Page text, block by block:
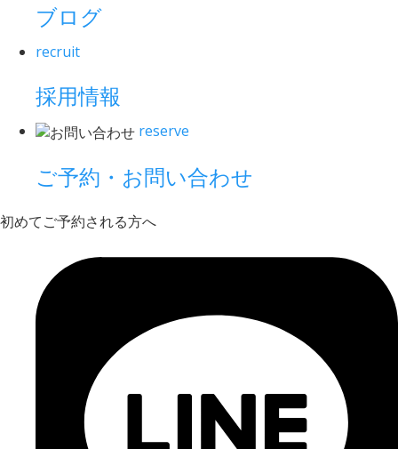
ブログ
recruit
採用情報
reserve
ご予約・お問い合わせ
初めてご予約される方へ